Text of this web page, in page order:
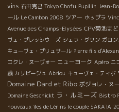
vins 石田克己 Tokyo Chofu Pupillin Jean-
ール Le Cambon 2008 ツアー ホップラ
Avenue des Champs-Elysées CPV菊池ま
ヴェ・プレッシウーズ シェフ・グワン ガロ
キューヴェ・プリュサール Pierre fils
コクレ・ヌーヴォー ニューヨーク Apéro ニ
議 カリピージュ Abriou キューヴェ・ティボ
Domaine Dard et Ribo ボジョレ・ヌ
Domaine Geschickt ラ・ルミーズ Bistro
nouveaux îles de Lérins le couple SAKATA